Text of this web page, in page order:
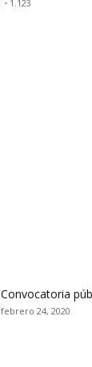
1.123
Convocatoria
febrero 24, 2020